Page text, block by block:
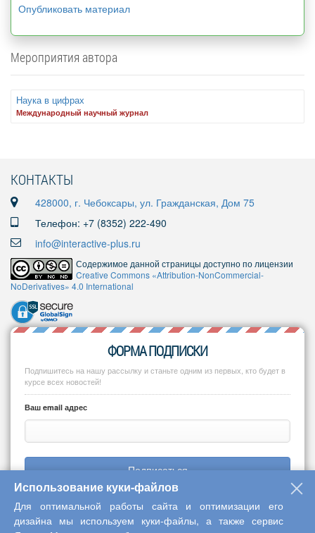
Опубликовать материал
Мероприятия автора
Наука в цифрах
Международный научный журнал
КОНТАКТЫ
428000, г. Чебоксары, ул. Гражданская, Дом 75
Телефон: +7 (8352) 222-490
info@interactive-plus.ru
Содержимое данной страницы доступно по лицензии
Creative Commons «Attribution-NonCommercial-
NoDerivatives» 4.0 International
ФОРМА ПОДПИСКИ
Подпишитесь на нашу рассылку и станьте одним из первых, кто будет в
курсе всех новостей!
Ваш email адрес
Подписаться
Использование куки-файлов
Для оптимальной работы сайта и оптимизации его
дизайна мы используем куки-файлы, а также сервис